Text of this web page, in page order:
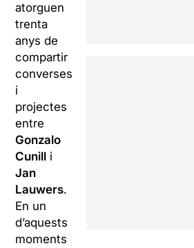
atorguen
trenta
anys de
compartir
converses
i
projectes
entre
Gonzalo
Cunill i
Jan
Lauwers.
En un
d’aquests
moments